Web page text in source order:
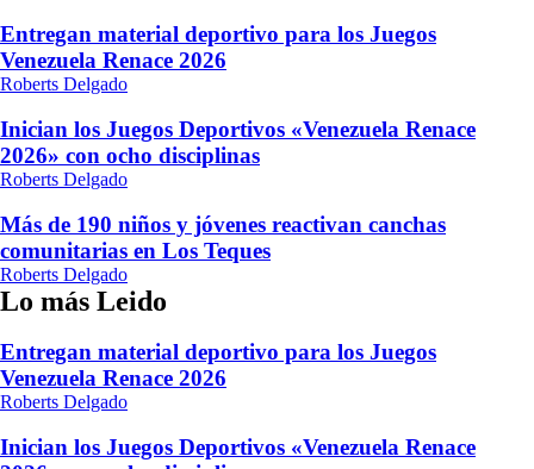
Entregan material deportivo para los Juegos
Venezuela Renace 2026
Roberts Delgado
Inician los Juegos Deportivos «Venezuela Renace
2026» con ocho disciplinas
Roberts Delgado
Más de 190 niños y jóvenes reactivan canchas
comunitarias en Los Teques
Roberts Delgado
Lo más Leido
Entregan material deportivo para los Juegos
Venezuela Renace 2026
Roberts Delgado
Inician los Juegos Deportivos «Venezuela Renace